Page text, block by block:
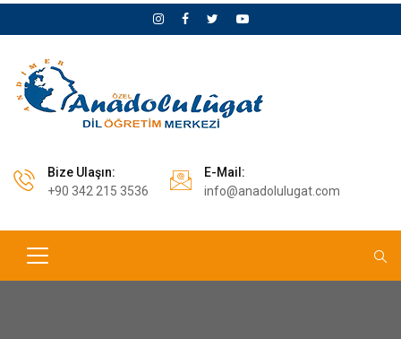
Bize Ulaşın:
+90 342 215 3536
E-Mail:
info@anadolulugat.com